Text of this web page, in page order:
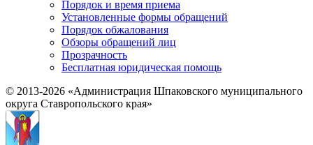
Порядок и время приема
Установленные формы обращений
Порядок обжалования
Обзоры обращений лиц
Прозрачность
Бесплатная юридическая помощь
© 2013-2026 «Администрация Шпаковского муниципального
округа Ставропольского края»